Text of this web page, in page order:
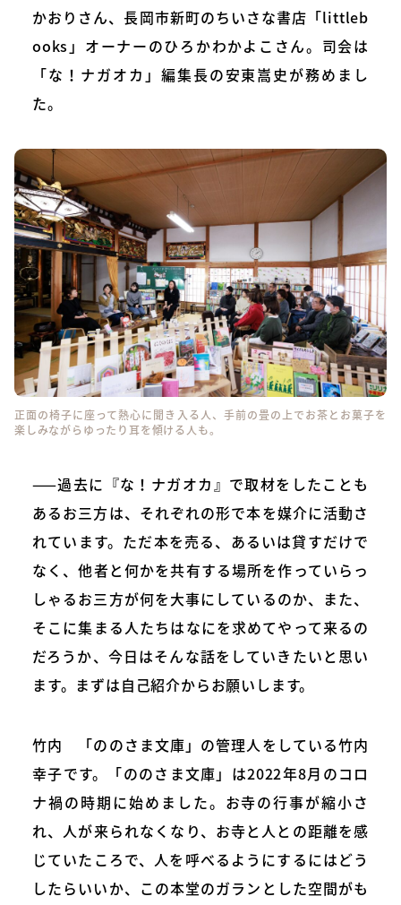
かおりさん、長岡市新町のちいさな書店「littleb
ooks」オーナーのひろかわかよこさん。司会は
「な！ナガオカ」編集長の安東嵩史が務めまし
た。
正面の椅子に座って熱心に聞き入る人、手前の畳の上でお茶とお菓子を
楽しみながらゆったり耳を傾ける人も。
——過去に『な！ナガオカ』で取材をしたことも
あるお三方は、それぞれの形で本を媒介に活動さ
れています。ただ本を売る、あるいは貸すだけで
なく、他者と何かを共有する場所を作っていらっ
しゃるお三方が何を大事にしているのか、また、
そこに集まる人たちはなにを求めてやって来るの
だろうか、今日はそんな話をしていきたいと思い
ます。まずは自己紹介からお願いします。
竹内 「ののさま文庫」の管理人をしている竹内
幸子です。「ののさま文庫」は2022年8月のコロ
ナ禍の時期に始めました。お寺の行事が縮小さ
れ、人が来られなくなり、お寺と人との距離を感
じていたころで、人を呼べるようにするにはどう
したらいいか、この本堂のガランとした空間がも